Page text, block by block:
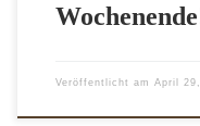
Veröffentlicht am April